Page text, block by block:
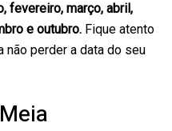
fevereiro, março, abril,
e outubro. Fique atento
não perder a data do seu